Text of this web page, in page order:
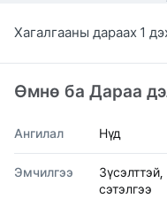
Хагалгааны дараах 1
Өмнө ба Дараа
Ангилал Нүд
Эмчилгээ
сэтэлгээ